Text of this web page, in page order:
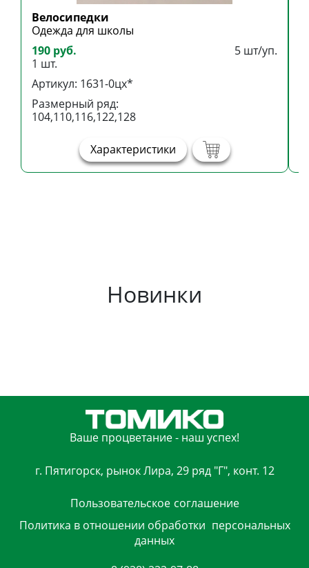
Велосипедки
Одежда для школы
190 руб.
1 шт.
5 шт/уп.
Артикул: 1631-0цх*
Размерный ряд:
104,110,116,122,128
Характеристики
Новинки
Ваше процветание - наш успех!
г. Пятигорск, рынок Лира, 29 ряд "Г", конт. 12
Пользовательское соглашение
Политика в отношении обработки персональных
данных